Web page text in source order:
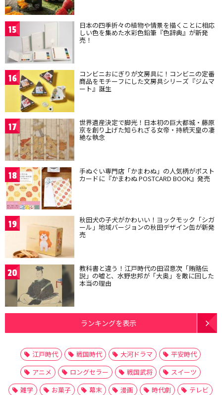
15 日本の四季折々の植物や情景を描くことに相応
しい色を集めた水彩色鉛筆『色辞典』が新発
売！
16 コンビニおにぎりが文房具に！コンビニの定番
商品をモチーフにした文房具シリーズ『ジムマ
ート』誕生
17 世界遺産決定で脚光！日本初の巨大都城・藤原
京を創り上げた知られざる女帝・持統天皇の凄
絶な執念
18 手ぬぐい専門店「かまわぬ」の人気柄がポスト
カードに『かまわぬ POSTCARD BOOK』発売
19 秋田犬の子犬がかわいい！ヨックモック「シガ
ール」地域バージョンの秋田デザイン缶が新発
売
20 教科書と違う！江戸時代の田沼意次「賄賂伝
説」の嘘と、水野忠邦が「大奥」を敵に回した
本当の理由
ランキングを表示
江戸時代 戦国時代 大河ドラマ
平安時代
アニメ
ロングセラー 戦国武将
スイーツ
雑学
お菓子 幕末 漫画 時代劇
テレビ